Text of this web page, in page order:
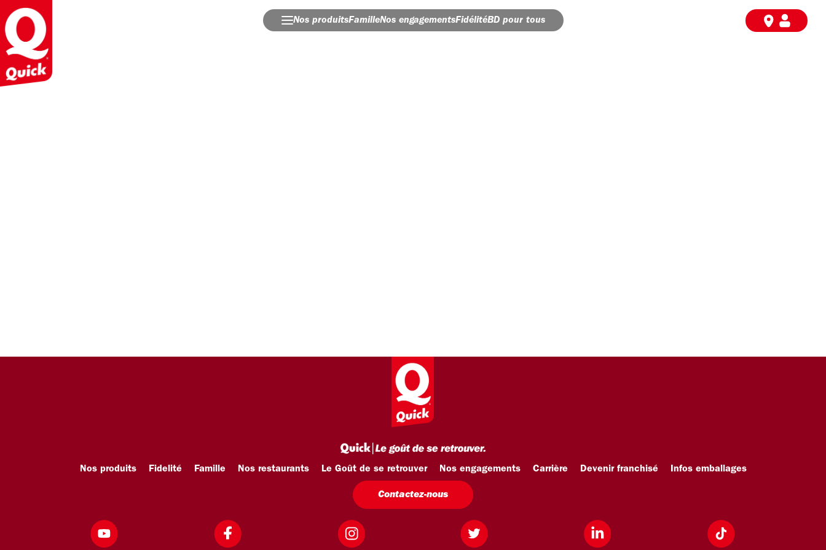
Nos produitsFamilleNos engagementsFidélitéBD pour tous
Nos produits Fidelité Famille Nos restaurants Le Goût de se retrouver Nos engagements Carrière Devenir franchisé Infos emballages
Contactez-nous